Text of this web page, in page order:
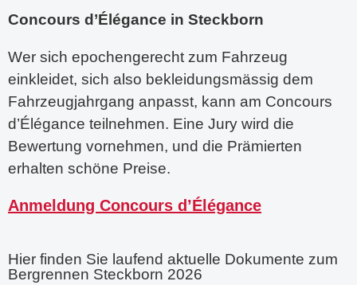
Concours d’Élégance in Steckborn
Wer sich epochengerecht zum Fahrzeug
einkleidet, sich also bekleidungsmässig dem
Fahrzeugjahrgang anpasst, kann am Concours
d’Élégance teilnehmen. Eine Jury wird die
Bewertung vornehmen, und die Prämierten
erhalten schöne Preise.
Anmeldung Concours d’Élégance
Hier finden Sie laufend aktuelle Dokumente zum
Bergrennen Steckborn 2026